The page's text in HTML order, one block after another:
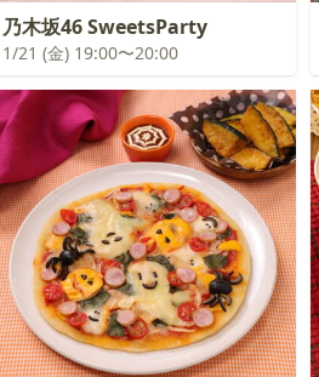
乃木坂46 SweetsParty
1/21 (金) 19:00〜20:00